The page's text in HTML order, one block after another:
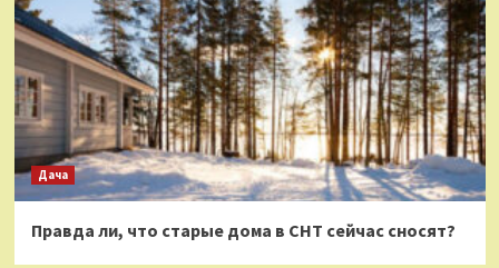
Дача
Правда ли, что старые дома в СНТ сейчас сносят?